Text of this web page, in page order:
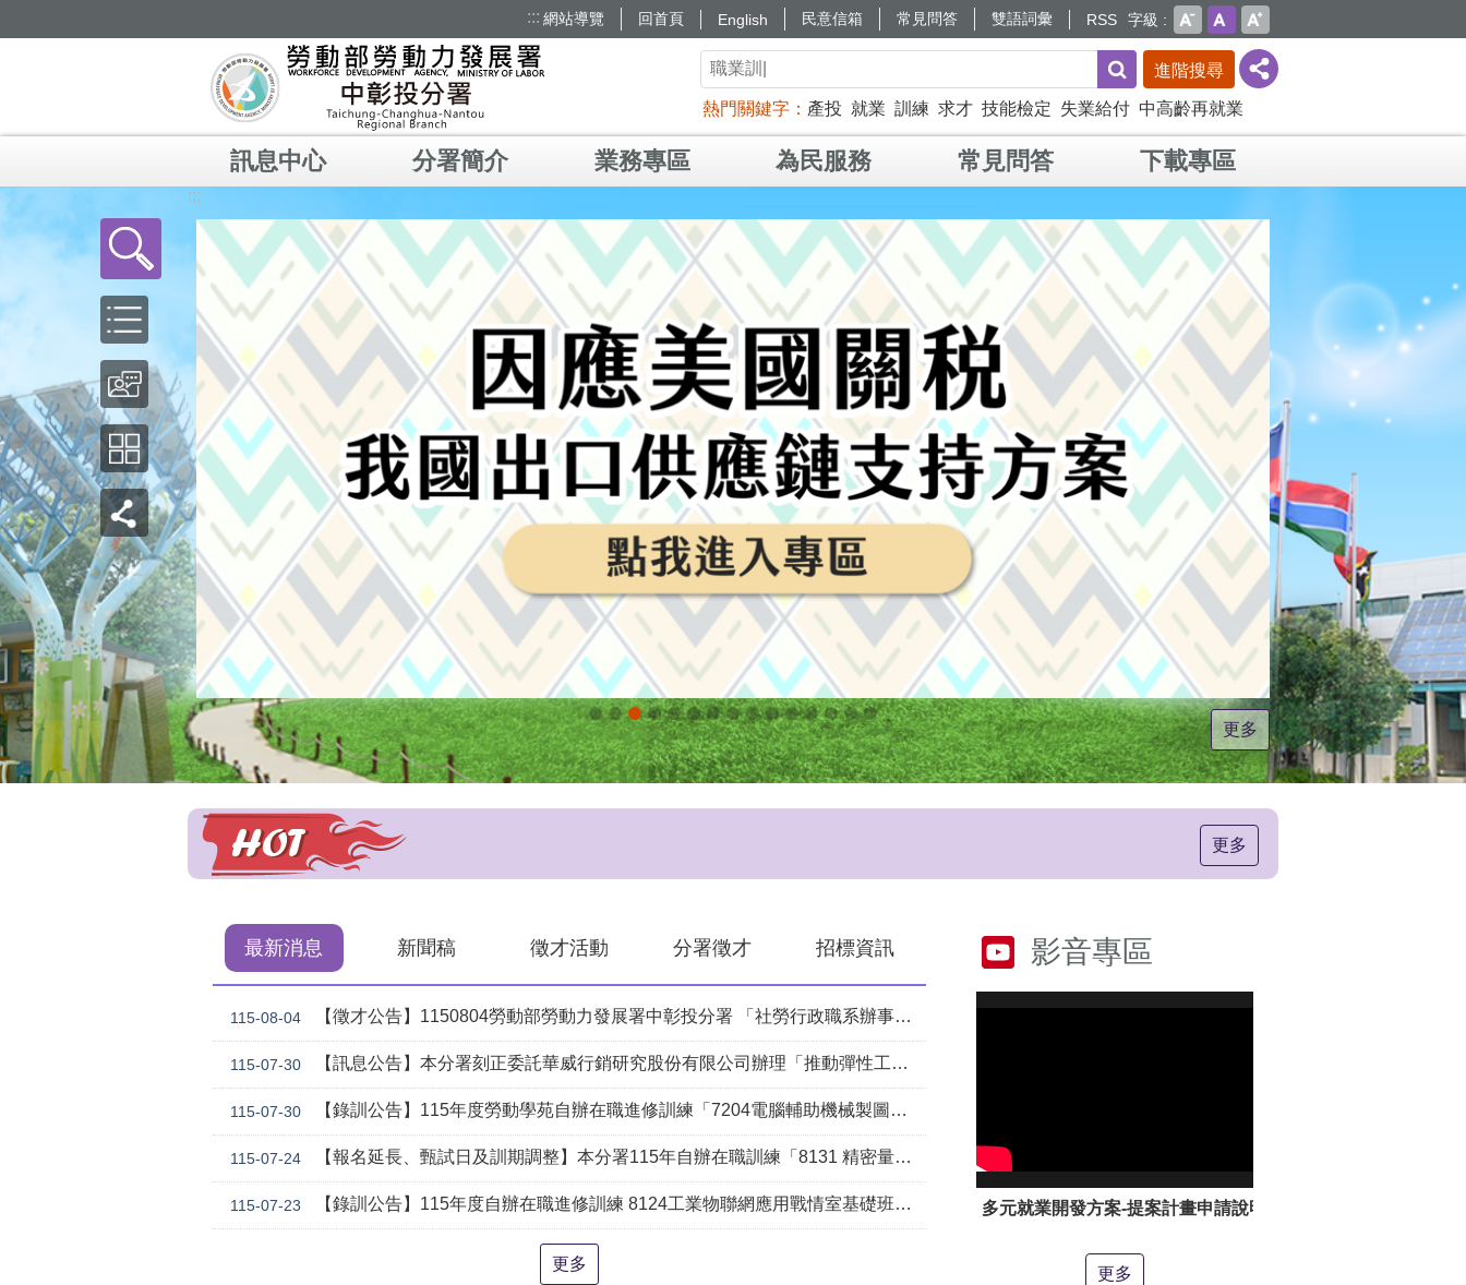
::: 網站導覽 回首頁 English 民意信箱 常見問答 雙語詞彙 RSS 字級
進階搜尋
熱門關鍵字 產投 就業 訓練 求才 技能檢定 失業給付 中高齡再就業
訊息中心 分署簡介 業務專區 為民服務 常見問答 下載專區
:::
更多
更多
最新消息 新聞稿 徵才活動 分署徵才 招標資訊
115-08-04 【徵才公告】1150804勞動部勞動力發展署中彰投分署 「社勞行政職系辦事員」職缺1名公開徵才
115-07-30 【訊息公告】本分署刻正委託華威行銷研究股份有限公司辦理「推動彈性工作對促進中高齡就業及職場適應之探討」問卷調查
115-07-30 【錄訓公告】115年度勞動學苑自辦在職進修訓練「7204電腦輔助機械製圖進階班(SolidWorks)」、「7205 手機拍片短影音行銷班」甄試錄取名單公告(詳如附件)
115-07-24 【報名延長、甄試日及訓期調整】本分署115年自辦在職訓練「8131 精密量測進階_三次元掃描量測CAD輔助編程&影像量測儀結合接觸式測頭實務班」延長招生、調整甄試日期及訓練期程公告。
115-07-23 【錄訓公告】115年度自辦在職進修訓練 8124工業物聯網應用戰情室基礎班（含SMC EXW1無線模組IO-Link應用）基礎班、8129氣壓原理與實務應用班、8132初階品質管制分析B班、8133泥水砌磚技術B班、8134建築製圖應用-電腦繪圖B班 甄試錄取名單公告(詳如附件)。
更多
影音專區
多元就業開發方案-提案計畫申請說明影片
更多